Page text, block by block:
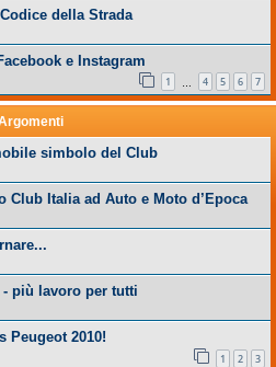
della Strada
e Instagram
1 4 5 6 7
simbolo del Club
Club Italia ad Auto e Moto d’Epoca
più lavoro per tutti
Peugeot 2010!
1 2 3